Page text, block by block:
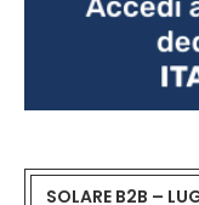
SOLARE B2B –